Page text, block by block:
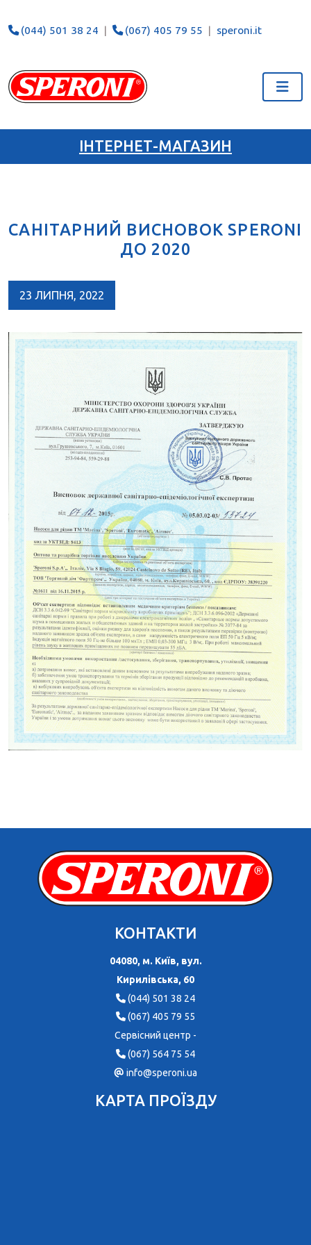
(044) 501 38 24 (067) 405 79 55 speroni.it
ІНТЕРНЕТ-МАГАЗИН
САНІТАРНИЙ ВИСНОВОК SPERONI
ДО 2020
23 ЛИПНЯ, 2022
КОНТАКТИ
04080, м. Київ, вул.
Кирилівська, 60
(044) 501 38 24
(067) 405 79 55
Сервісний центр -
(067) 564 75 54
info@speroni.ua
КАРТА ПРОЇЗДУ